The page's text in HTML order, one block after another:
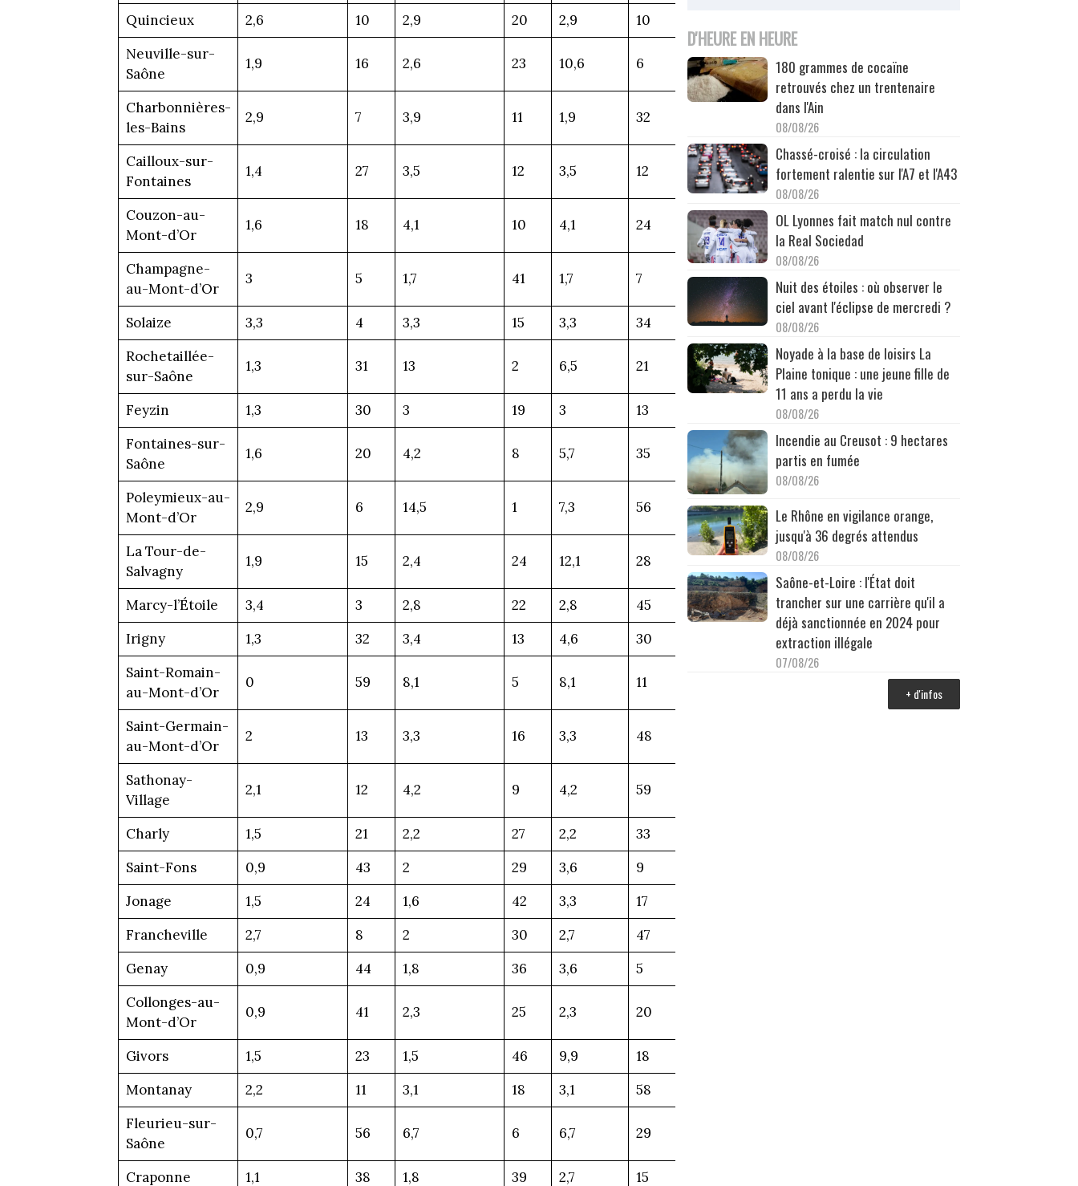
Quincieux
2,6 10 2,9 20 2,9
10
Neuville-sur-
Saône
1,9 16 2,6 23 10,6 6
Charbonnières-
les-Bains
2,9 7 3,9 11 1,9 32
Cailloux-sur-
Fontaines
1,4 27 3,5 12 3,5 12
Couzon-au-
Mont-d’Or
1,6 18 4,1 10 4,1 24
Champagne-
au-Mont-d’Or
3 5 1,7 41 1,7 7
Solaize 3,3 4 3,3 15 3,3
34
Rochetaillée-
sur-Saône
1,3 31 13 2 6,5 21
Feyzin 1,3 30 3 19 3
13
Fontaines-sur-
Saône
1,6 20 4,2 8 5,7 35
Poleymieux-au-
Mont-d’Or
2,9 6 14,5 1 7,3 56
La Tour-de-
Salvagny
1,9 15 2,4 24 12,1 28
Marcy-l’Étoile 3,4 3 2,8 22 2,8
45
Irigny
1,3 32 3,4 13 4,6
30
Saint-Romain-
au-Mont-d’Or
0 59 8,1 5 8,1 11
Saint-Germain-
au-Mont-d’Or
2 13 3,3 16 3,3 48
Sathonay-
Village
2,1 12 4,2 9 4,2 59
Charly 1,5 21 2,2 27 2,2
33
Saint-Fons
0,9 43 2 29 3,6
9
Jonage
1,5 24 1,6 42 3,3
17
Francheville
2,7 8 2 30 2,7
47
Genay
0,9 44 1,8 36 3,6
5
Collonges-au-
Mont-d’Or
0,9 41 2,3 25 2,3 20
Givors 1,5 23 1,5 46 9,9
18
Montanay
2,2 11 3,1 18 3,1
58
Fleurieu-sur-
Saône
0,7 56 6,7 6 6,7 29
Craponne 1,1 38 1,8 39 2,7 15
D'HEURE EN HEURE
180 grammes de cocaïne
retrouvés chez un trentenaire
dans l'Ain
08/08/26
Chassé-croisé : la circulation
fortement ralentie sur l'A7 et l'A43
08/08/26
OL Lyonnes fait match nul contre
la Real Sociedad
08/08/26
Nuit des étoiles : où observer le
ciel avant l'éclipse de mercredi ?
08/08/26
Noyade à la base de loisirs La
Plaine tonique : une jeune fille de
11 ans a perdu la vie
08/08/26
Incendie au Creusot : 9 hectares
partis en fumée
08/08/26
Le Rhône en vigilance orange,
jusqu'à 36 degrés attendus
08/08/26
Saône-et-Loire : l'État doit
trancher sur une carrière qu'il a
déjà sanctionnée en 2024 pour
extraction illégale
07/08/26
+ d'infos